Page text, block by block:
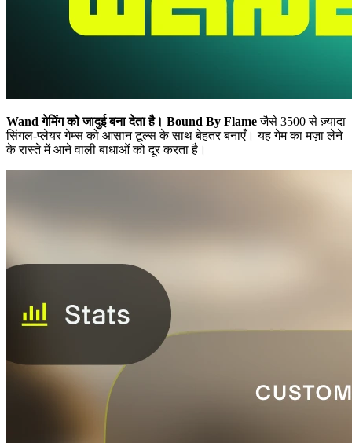
Wand गेमिंग को जादुई बना देता है। Bound By Flameजैसे 3500 से ज़्यादा
सिंगल-प्लेयर गेम्स को आसान टूल्स के साथ बेहतर बनाएँ। यह गेम का मज़ा लेने
के रास्ते में आने वाली बाधाओं को दूर करता है।